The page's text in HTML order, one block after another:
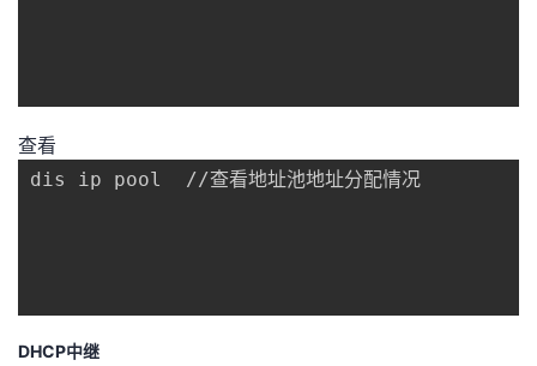
查看
dis ip pool  //查看地址池地址分配情况
DHCP中继